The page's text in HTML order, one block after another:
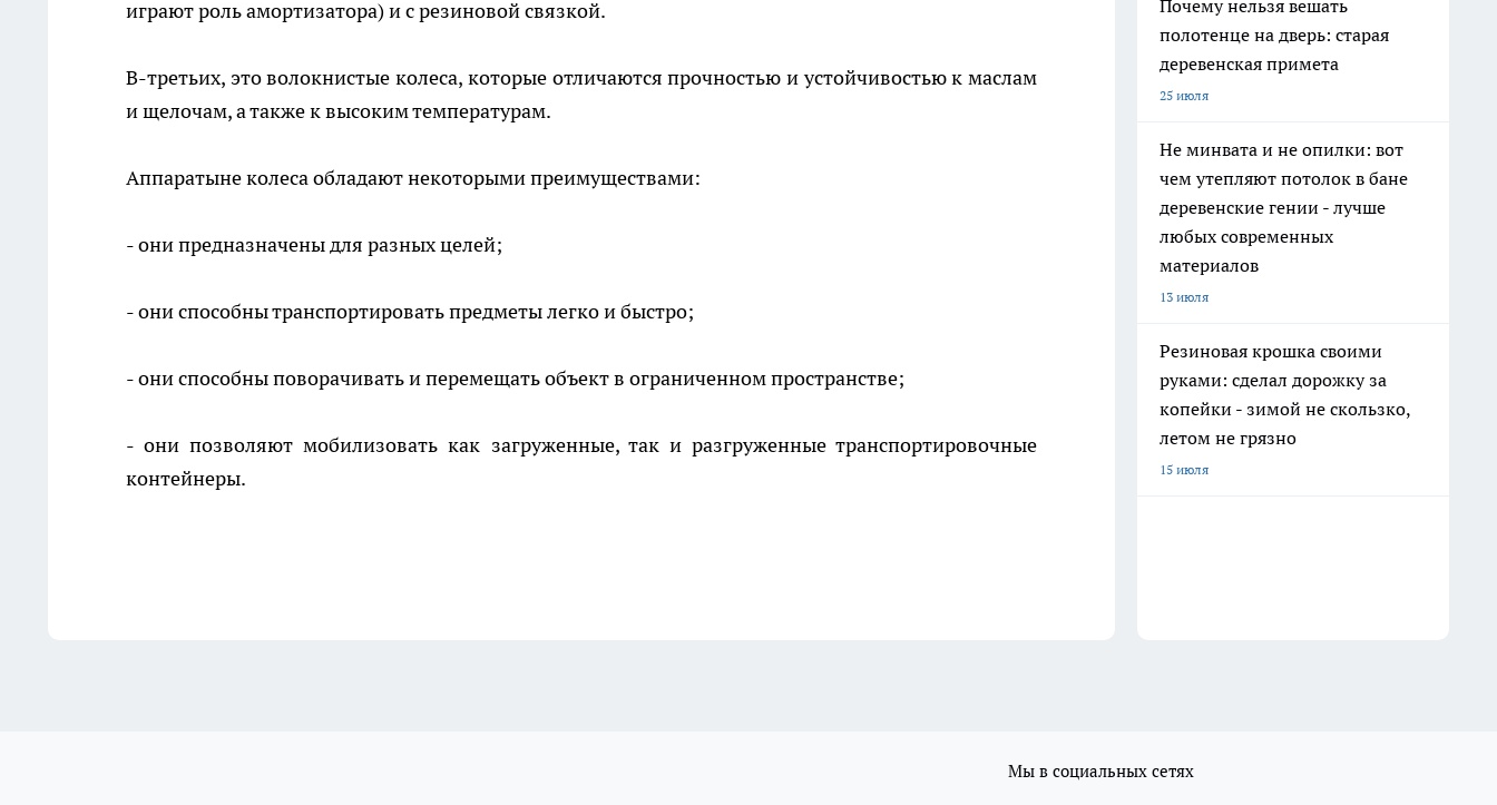
играют роль амортизатора) и с резиновой связкой.
В-третьих, это волокнистые колеса, которые отличаются прочностью и устойчивостью к маслам
и щелочам, а также к высоким температурам.
Аппаратыне колеса обладают некоторыми преимуществами:
- они предназначены для разных целей;
- они способны транспортировать предметы легко и быстро;
- они способны поворачивать и перемещать объект в ограниченном пространстве;
- они позволяют мобилизовать как загруженные, так и разгруженные транспортировочные
контейнеры.
Почему нельзя вешать
полотенце на дверь: старая
деревенская примета
25 июля
Не минвата и не опилки: вот
чем утепляют потолок в бане
деревенские гении - лучше
любых современных
материалов
13 июля
Резиновая крошка своими
руками: сделал дорожку за
копейки - зимой не скользко,
летом не грязно
15 июля
Мы в социальных сетях